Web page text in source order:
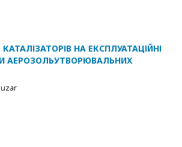
НА ЕКСПЛУАТАЦІЙНІ
АЕРОЗОЛЬУТВОРЮВАЛЬНИХ